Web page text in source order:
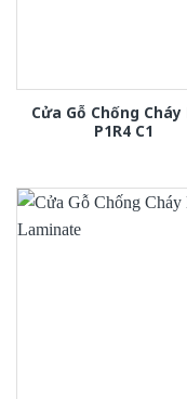
Cửa Gỗ Chống Cháy
P1R4 C1